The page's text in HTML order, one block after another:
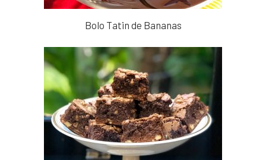
Bolo Tatin de Bananas